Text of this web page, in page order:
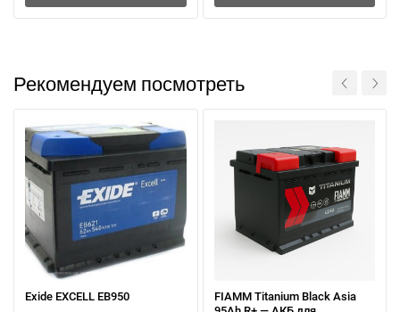
Рекомендуем посмотреть
Exide EXCELL EB950
FIAMM Titanium Black Asia